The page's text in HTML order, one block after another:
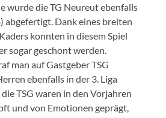
wurde die TG Neureut ebenfalls
abgefertigt. Dank eines breiten
konnten in diesem Spiel
sogar geschont werden.
man auf Gastgeber TSG
ebenfalls in der 3. Liga
TSG waren in den Vorjahren
und von Emotionen geprägt,